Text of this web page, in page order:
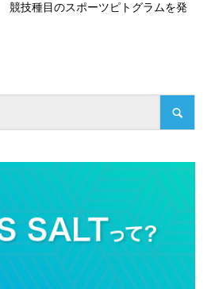
技種目のスポーツピトグラムを発